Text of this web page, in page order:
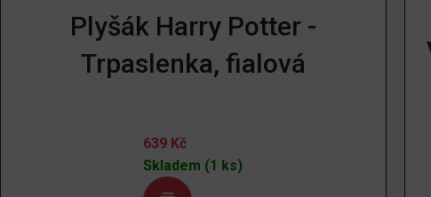
Plyšák Harry Potter -
Trpaslenka, fialová
639 Kč
Skladem (1 ks)